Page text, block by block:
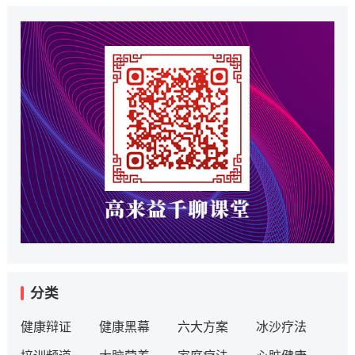
分类
健康辩证 健康黑幕 六大方案 冰沙疗法